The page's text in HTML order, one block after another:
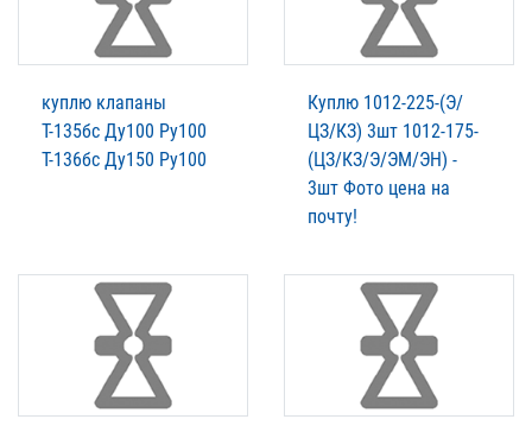
куплю клапаны
Т-135бс Ду100 Ру100
Т-136бс Ду150 Ру100
Куплю 1012-225-(Э/
ЦЗ/КЗ) 3шт 1012-175-
(ЦЗ/КЗ/Э/ЭМ/ЭН) -
3шт Фото цена на
почту!